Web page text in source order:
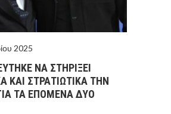
2025
ΝΑ ΣΤΗΡΙΞΕΙ
ΚΑΙ ΣΤΡΑΤΙΩΤΙΚΑ ΤΗΝ
ΤΑ ΕΠΟΜΕΝΑ ΔΥΟ